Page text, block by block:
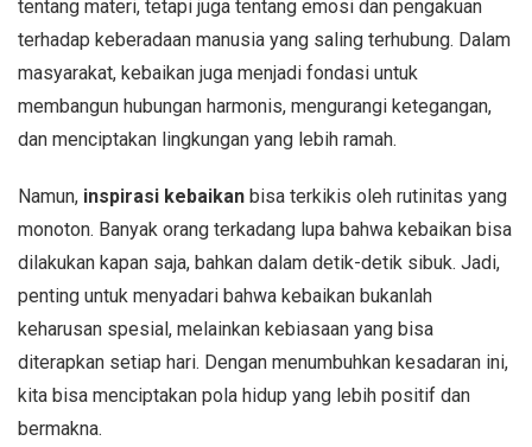
tentang materi, tetapi juga tentang emosi dan pengakuan
terhadap keberadaan manusia yang saling terhubung. Dalam
masyarakat, kebaikan juga menjadi fondasi untuk
membangun hubungan harmonis, mengurangi ketegangan,
dan menciptakan lingkungan yang lebih ramah.
Namun, inspirasi kebaikan bisa terkikis oleh rutinitas yang
monoton. Banyak orang terkadang lupa bahwa kebaikan bisa
dilakukan kapan saja, bahkan dalam detik-detik sibuk. Jadi,
penting untuk menyadari bahwa kebaikan bukanlah
keharusan spesial, melainkan kebiasaan yang bisa
diterapkan setiap hari. Dengan menumbuhkan kesadaran ini,
kita bisa menciptakan pola hidup yang lebih positif dan
bermakna.